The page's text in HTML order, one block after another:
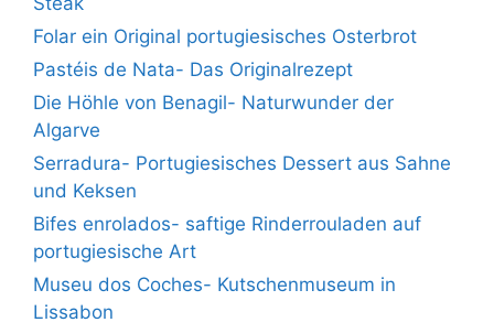
Folar ein Original portugiesisches Osterbrot
Pastéis de Nata- Das Originalrezept
Die Höhle von Benagil- Naturwunder der
Algarve
Serradura- Portugiesisches Dessert aus Sahne
und Keksen
Bifes enrolados- saftige Rinderrouladen auf
portugiesische Art
Museu dos Coches- Kutschenmuseum in
Lissabon